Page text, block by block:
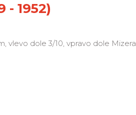
- 1952)
vlevo dole 3/10, vpravo dole Mizera